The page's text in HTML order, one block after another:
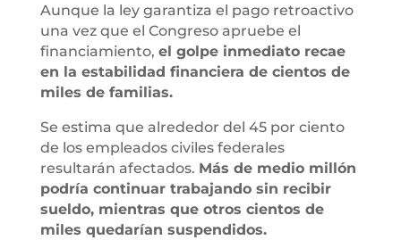
Aunque la ley garantiza el pago retroactivo
una vez que el Congreso apruebe el
financiamiento, el golpe inmediato recae
en la estabilidad financiera de cientos de
miles de familias.
Se estima que alrededor del 45 por ciento
de los empleados civiles federales
resultarán afectados. Más de medio millón
podría continuar trabajando sin recibir
sueldo, mientras que otros cientos de
miles quedarían suspendidos.